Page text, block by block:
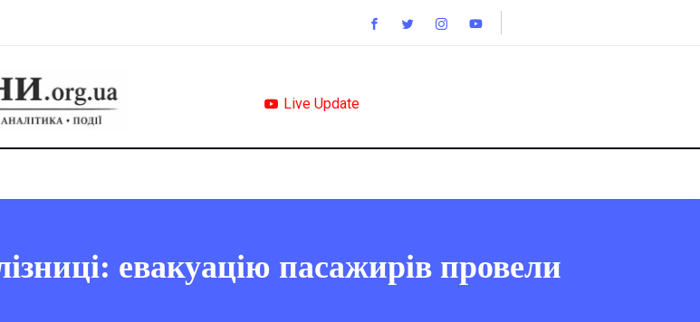
Live Update
евакуацію пасажирів провели